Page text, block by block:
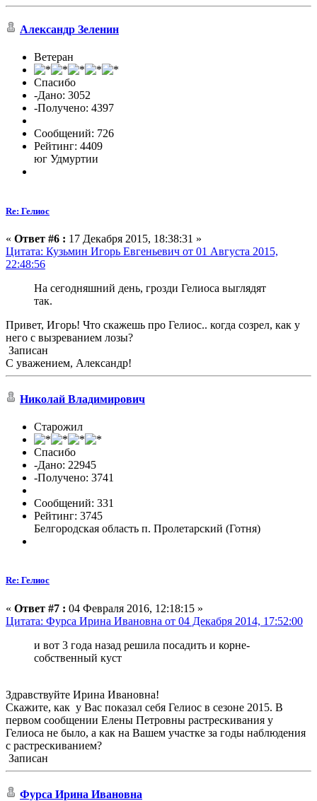
Александр Зеленин
Ветеран
Спасибо
-Дано: 3052
-Получено: 4397
Сообщений: 726
Рейтинг: 4409
юг Удмуртии
Re: Гелиос
« Ответ #6 : 17 Декабря 2015, 18:38:31 »
Цитата: Кузьмин Игорь Евгеньевич от 01 Августа 2015,
22:48:56
На сегодняшний день, грозди Гелиоса выглядят
так.
Привет, Игорь! Что скажешь про Гелиос.. когда созрел, как у
него с вызреванием лозы?
Записан
С уважением, Александр!
Николай Владимирович
Старожил
Спасибо
-Дано: 22945
-Получено: 3741
Сообщений: 331
Рейтинг: 3745
Белгородская область п. Пролетарский (Готня)
Re: Гелиос
« Ответ #7 : 04 Февраля 2016, 12:18:15 »
Цитата: Фурса Ирина Ивановна от 04 Декабря 2014, 17:52:00
и вот 3 года назад решила посадить и корне-
собственный куст
Здравствуйте Ирина Ивановна!
Скажите, как у Вас показал себя Гелиос в сезоне 2015. В
первом сообщении Елены Петровны растрескивания у
Гелиоса не было, а как на Вашем участке за годы наблюдения
с растрескиванием?
Записан
Фурса Ирина Ивановна